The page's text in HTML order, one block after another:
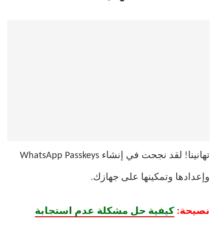
تهانينا! لقد نجحت في إنشاء WhatsApp Passkeys
وإعدادها وتمكينها على جهازك.
نصيحة: كيفية حل مشكلة عدم استجابة